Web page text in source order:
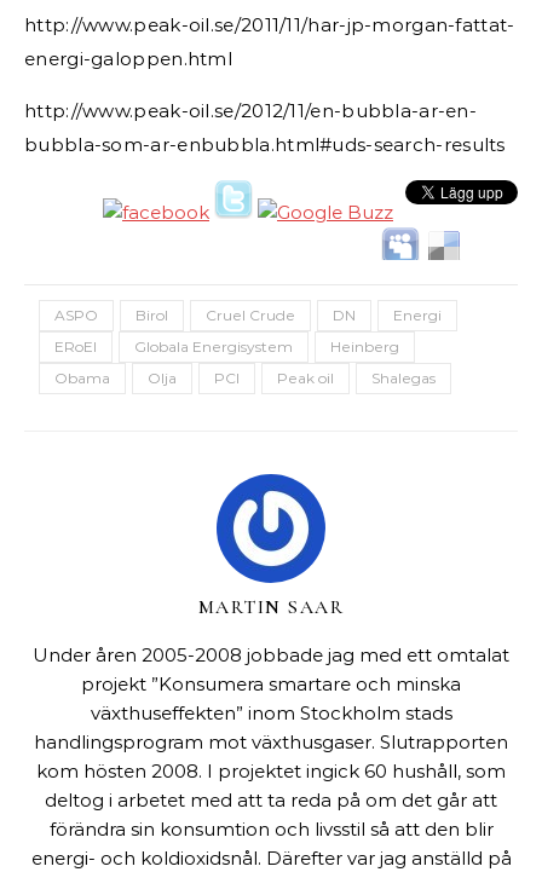
http://www.peak-oil.se/2011/11/har-jp-morgan-fattat-
energi-galoppen.html
http://www.peak-oil.se/2012/11/en-bubbla-ar-en-
bubbla-som-ar-enbubbla.html#uds-search-results
ASPO Birol Cruel Crude DN
Energi
ERoEI
Globala Energisystem
Heinberg
Obama
Olja PCI Peak oil Shalegas
MARTIN SAAR
Under åren 2005-2008 jobbade jag med ett omtalat
projekt ”Konsumera smartare och minska
växthuseffekten” inom Stockholm stads
handlingsprogram mot växthusgaser. Slutrapporten
kom hösten 2008. I projektet ingick 60 hushåll, som
deltog i arbetet med att ta reda på om det går att
förändra sin konsumtion och livsstil så att den blir
energi- och koldioxidsnål. Därefter var jag anställd på